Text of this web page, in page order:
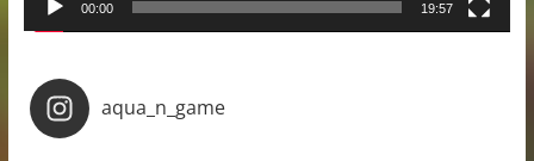
00:00 19:57
aqua_n_game